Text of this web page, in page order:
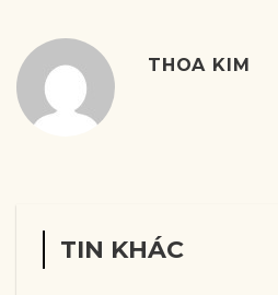
THOA KIM
TIN KHÁC